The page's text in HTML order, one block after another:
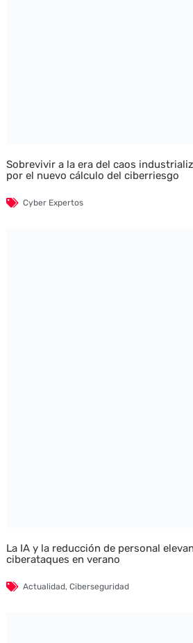
Sobrevivir a la era del caos
por el nuevo cálculo del ciberriesgo
Cyber Expertos
La IA y la reducción de personal
ciberataques en verano
Actualidad, Ciberseguridad